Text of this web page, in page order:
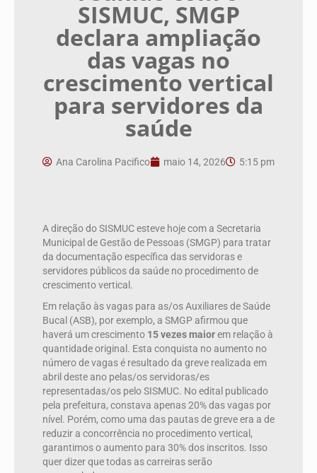
SISMUC, SMGP
declara ampliação
das vagas no
crescimento vertical
para servidores da
saúde
Ana Carolina Pacifico maio 14, 2026 5:15 pm
A direção do SISMUC esteve hoje com a Secretaria
Municipal de Gestão de Pessoas (SMGP) para tratar
da documentação específica das servidoras e
servidores públicos da saúde no procedimento de
crescimento vertical.
Em relação às vagas para as/os Auxiliares de Saúde
Bucal (ASB), por exemplo, a SMGP afirmou que
haverá um crescimento 15 vezesmaiorem relação à
quantidade original. Esta conquista no aumento no
número de vagas é resultado da greve realizada em
abril deste ano pelas/os servidoras/es
representadas/os pelo SISMUC. No edital publicado
pela prefeitura, constava apenas 20% das vagas por
nível. Porém, como uma das pautas de greve era a de
reduzir a concorrência no procedimento vertical,
garantimos o aumento para 30% dos inscritos. Isso
quer dizer que todas as carreiras serão